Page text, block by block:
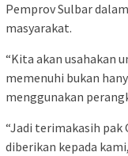
Pemprov Sulbar
masyarakat.
“Kita akan usahakan
memenuhi bukan
menggunakan
“Jadi terimakasih pak
diberikan kepada